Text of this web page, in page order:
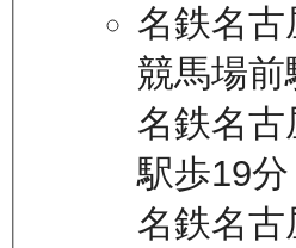
名鉄名
競馬場前
名鉄名
駅歩19分
名鉄名古